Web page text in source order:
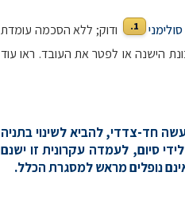
1.
ודוק; ללא הסכמה עומדת
הישנה או לפטר את העובד. ראו עוד
חד-צדדי, להביא לשינוי בתניה
סיום, לעמדה עקרונית זו ישנם
נופלים מראש למסגרת הכלל.